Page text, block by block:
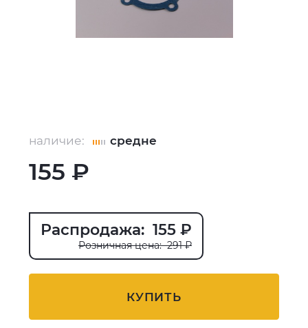
наличие: средне
155 ₽
Распродажа: 155 ₽
Розничная цена: 291 ₽
КУПИТЬ